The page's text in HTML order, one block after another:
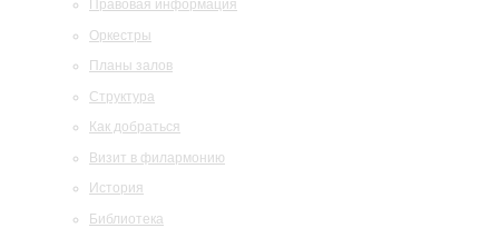
Правовая информация
Оркестры
Планы залов
Структура
Как добраться
Визит в филармонию
История
Библиотека